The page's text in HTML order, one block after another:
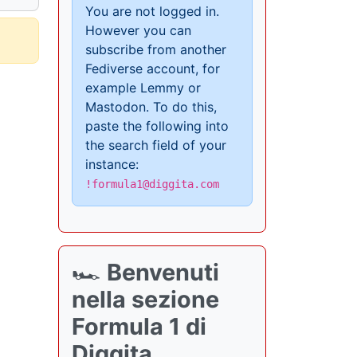
You are not logged in.
However you can
subscribe from another
Fediverse account, for
example Lemmy or
Mastodon. To do this,
paste the following into
the search field of your
instance:
!formula1@diggita.com
🏎️ Benvenuti
nella sezione
Formula 1 di